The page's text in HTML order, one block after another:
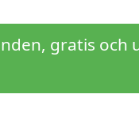
gratis och